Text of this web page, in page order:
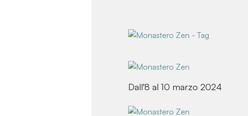
Dall'8 al 10 marzo 2024